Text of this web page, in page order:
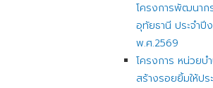
โครงการพัฒนา
อุทัยธานี ประจำปี
พ.ศ.2569
โครงการ หน่วยบ
สร้างรอยยิ้มให้ปร